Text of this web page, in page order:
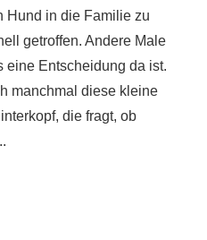
Hund in die Familie zu
getroffen. Andere Male
eine Entscheidung da ist.
manchmal diese kleine
die fragt, ob